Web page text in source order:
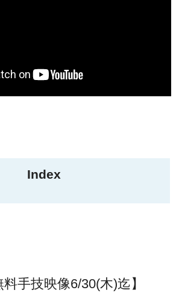
Index
料手技映像6/30(木)迄】